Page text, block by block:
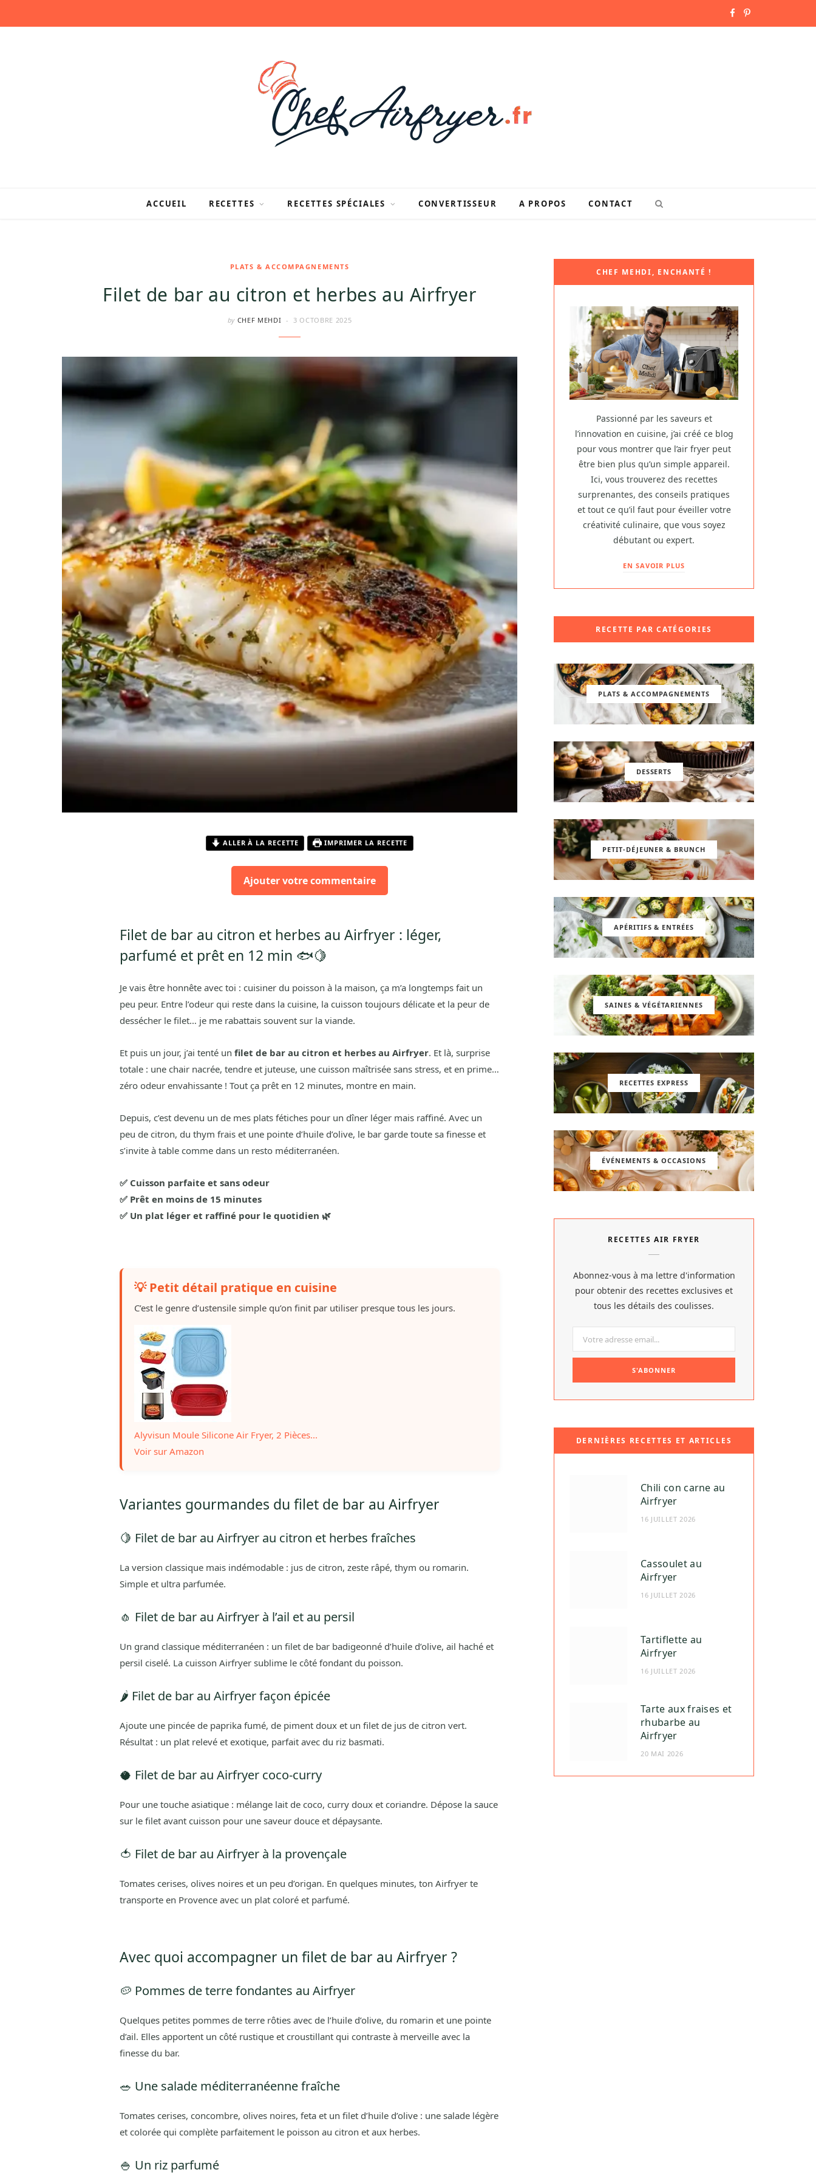
P
ACCUEIL RECETTES RECETTES SPÉCIALES CONVERTISSEUR A PROPOS CONTACT
PLATS & ACCOMPAGNEMENTS
Filet de bar au citron et herbes au Airfryer
by CHEF MEHDI 3 OCTOBRE 2025
ALLER À LA RECETTE IMPRIMER LA RECETTE
Ajouter votre commentaire
Filet de bar au citron et herbes au Airfryer : léger,
parfumé et prêt en 12 min 🐟🍋
Je vais être honnête avec toi : cuisiner du poisson à la maison, ça m’a longtemps fait un
peu peur. Entre l’odeur qui reste dans la cuisine, la cuisson toujours délicate et la peur de
dessécher le filet… je me rabattais souvent sur la viande.
Et puis un jour, j’ai tenté un filet de bar au citron et herbes au Airfryer. Et là, surprise
totale : une chair nacrée, tendre et juteuse, une cuisson maîtrisée sans stress, et en prime…
zéro odeur envahissante ! Tout ça prêt en 12 minutes, montre en main.
Depuis, c’est devenu un de mes plats fétiches pour un dîner léger mais raffiné. Avec un
peu de citron, du thym frais et une pointe d’huile d’olive, le bar garde toute sa finesse et
s’invite à table comme dans un resto méditerranéen.
✅ Cuisson parfaite et sans odeur
✅ Prêt en moins de 15 minutes
✅ Un plat léger et raffiné pour le quotidien 🌿
💡 Petit détail pratique en cuisine
C’est le genre d’ustensile simple qu’on finit par utiliser presque tous les jours.
Alyvisun Moule Silicone Air Fryer, 2 Pièces...
Voir sur Amazon
Variantes gourmandes du filet de bar au Airfryer
🍋 Filet de bar au Airfryer au citron et herbes fraîches
La version classique mais indémodable : jus de citron, zeste râpé, thym ou romarin.
Simple et ultra parfumée.
🧄 Filet de bar au Airfryer à l’ail et au persil
Un grand classique méditerranéen : un filet de bar badigeonné d’huile d’olive, ail haché et
persil ciselé. La cuisson Airfryer sublime le côté fondant du poisson.
🌶️ Filet de bar au Airfryer façon épicée
Ajoute une pincée de paprika fumé, de piment doux et un filet de jus de citron vert.
Résultat : un plat relevé et exotique, parfait avec du riz basmati.
🥥 Filet de bar au Airfryer coco-curry
Pour une touche asiatique : mélange lait de coco, curry doux et coriandre. Dépose la sauce
sur le filet avant cuisson pour une saveur douce et dépaysante.
🍅 Filet de bar au Airfryer à la provençale
Tomates cerises, olives noires et un peu d’origan. En quelques minutes, ton Airfryer te
transporte en Provence avec un plat coloré et parfumé.
Avec quoi accompagner un filet de bar au Airfryer ?
🥔 Pommes de terre fondantes au Airfryer
Quelques petites pommes de terre rôties avec de l’huile d’olive, du romarin et une pointe
d’ail. Elles apportent un côté rustique et croustillant qui contraste à merveille avec la
finesse du bar.
🥗 Une salade méditerranéenne fraîche
Tomates cerises, concombre, olives noires, feta et un filet d’huile d’olive : une salade légère
et colorée qui complète parfaitement le poisson au citron et aux herbes.
🍚 Un riz parfumé
CHEF MEHDI, ENCHANTÉ !
Passionné par les saveurs et
l’innovation en cuisine, j’ai créé ce blog
pour vous montrer que l’air fryer peut
être bien plus qu’un simple appareil.
Ici, vous trouverez des recettes
surprenantes, des conseils pratiques
et tout ce qu’il faut pour éveiller votre
créativité culinaire, que vous soyez
débutant ou expert.
EN SAVOIR PLUS
RECETTE PAR CATÉGORIES
PLATS & ACCOMPAGNEMENTS
DESSERTS
PETIT-DÉJEUNER & BRUNCH
APÉRITIFS & ENTRÉES
SAINES & VÉGÉTARIENNES
RECETTES EXPRESS
ÉVÉNEMENTS & OCCASIONS
RECETTES AIR FRYER
Abonnez-vous à ma lettre d'information
pour obtenir des recettes exclusives et
tous les détails des coulisses.
DERNIÈRES RECETTES ET ARTICLES
Chili con carne au
Airfryer
16 JUILLET 2026
Cassoulet au
Airfryer
16 JUILLET 2026
Tartiflette au
Airfryer
16 JUILLET 2026
Tarte aux fraises et
rhubarbe au
Airfryer
20 MAI 2026